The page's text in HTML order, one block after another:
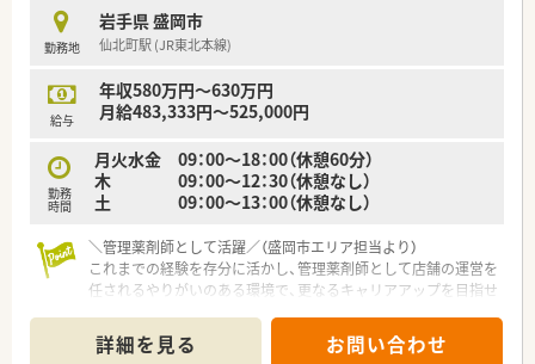
【求人情報について】
■正社員の薬剤師として、これまでのご経験やスキルをしっかり
■日曜日や祝日に加えてシフトによるお休みがあり、年間を通じ
たワークライフバランスの確保がしやすい環境となります。
薬剤師手当が支給されるなど手当が非常に充実しています。
勤務地
岩手県 盛岡市
仙北町駅 (JR東北本線)
給与
年収580万円～630万円
月給483,333円～525,000円
勤務
時間
月火水金 09：00～18：00（休憩60分）
木 09：00～12：30（休憩なし）
土 09：00～13：00（休憩なし）
＼管理薬剤師として活躍／（盛岡市エリア担当より）
これまでの経験を存分に活かし、管理薬剤師として店舗の運営を
任されるやりがいのある環境で、更なるキャリアアップを目指せ
＊------------------------------------------＊
詳細を見る お問い合わせ